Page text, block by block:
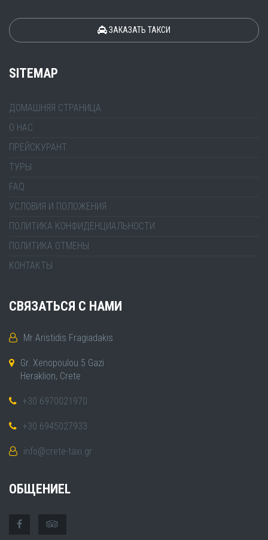
ЗАКАЗАТЬ ТАКСИ
SITEMAP
ДОМАШНЯЯ СТРАНИЦА
О НАС
ПРЕЙСКУРАНТ
ТУРЫ
FAQ
УСЛОВИЯ И ПОЛОЖЕНИЯ
ПОЛИТИКА КОНФИДЕНЦИАЛЬНОСТИ
ПОЛИТИКА ОТМЕНЫ
КОНТАКТЫ
СВЯЗАТЬСЯ С НАМИ
Mr Aristidis Fragiadakis
Gr. Xenopoulou 5 Gazi
Heraklion, Crete
+30 6970021970
+30 6945027933
info@crete-taxi.gr
ОБЩЕНИЕL